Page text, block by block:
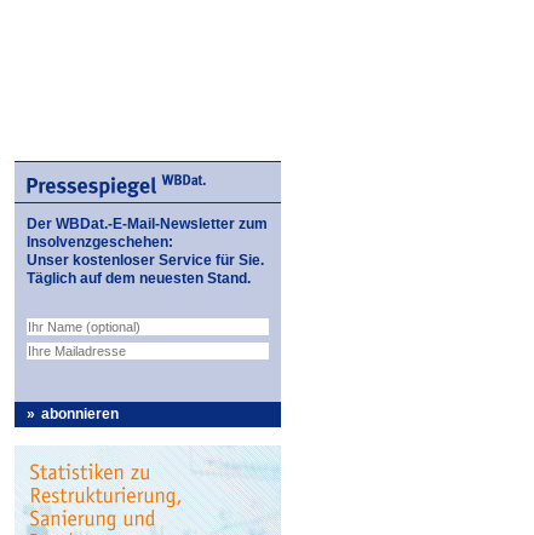
Der WBDat.-E-Mail-Newsletter zum
Insolvenzgeschehen:
Unser kostenloser Service für Sie.
Täglich auf dem neuesten Stand.
abonnieren